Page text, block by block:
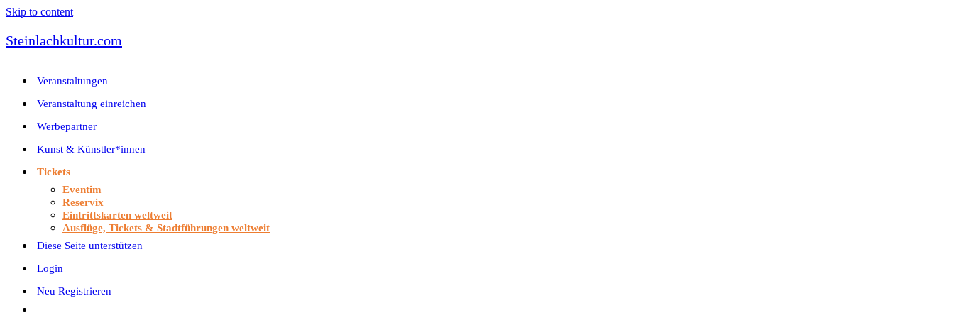
Skip to content
Steinlachkultur.com
Veranstaltungen
Veranstaltung einreichen
Werbepartner
Kunst & Künstler*innen
Tickets
Eventim
Reservix
Eintrittskarten weltweit
Ausflüge, Tickets & Stadtführungen weltweit
Diese Seite unterstützen
Login
Neu Registrieren